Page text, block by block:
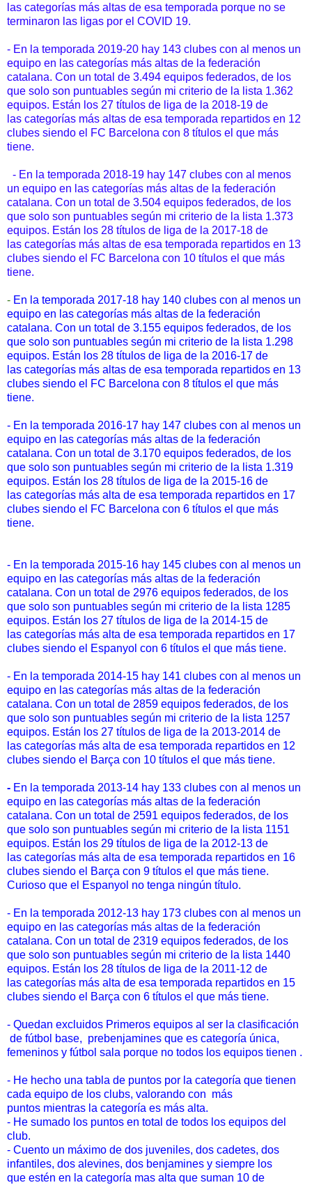
las categorías más altas de esa temporada porque no se
terminaron las ligas por el COVID 19.
- En la temporada 2019-20 hay 143 clubes con al menos un
equipo en las categorías más altas de la federación
catalana. Con un total de 3.494 equipos federados, de los
que solo son puntuables según mi criterio de la lista 1.362
equipos. Están los 27 títulos de liga de la 2018-19 de
las categorías más altas de esa temporada repartidos en 12
clubes siendo el FC Barcelona con 8 títulos el que más
tiene.
- En la temporada 2018-19 hay 147 clubes con al menos
un equipo en las categorías más altas de la federación
catalana. Con un total de 3.504 equipos federados, de los
que solo son puntuables según mi criterio de la lista 1.373
equipos. Están los 28 títulos de liga de la 2017-18 de
las categorías más altas de esa temporada repartidos en 13
clubes siendo el FC Barcelona con 10 títulos el que más
tiene.
- En la temporada 2017-18 hay 140 clubes con al menos un
equipo en las categorías más altas de la federación
catalana. Con un total de 3.155 equipos federados, de los
que solo son puntuables según mi criterio de la lista 1.298
equipos. Están los 28 títulos de liga de la 2016-17 de
las categorías más altas de esa temporada repartidos en 13
clubes siendo el FC Barcelona con 8 títulos el que más
tiene.
- En la temporada 2016-17 hay 147 clubes con al menos un
equipo en las categorías más altas de la federación
catalana. Con un total de 3.170 equipos federados, de los
que solo son puntuables según mi criterio de la lista 1.319
equipos. Están los 28 títulos de liga de la 2015-16 de
las categorías más alta de esa temporada repartidos en 17
clubes siendo el FC Barcelona con 6 títulos el que más
tiene.
- En la temporada 2015-16 hay 145 clubes con al menos un
equipo en las categorías más altas de la federación
catalana. Con un total de 2976 equipos federados, de los
que solo son puntuables según mi criterio de la lista 1285
equipos. Están los 27 títulos de liga de la 2014-15 de
las categorías más alta de esa temporada repartidos en 17
clubes siendo el Espanyol con 6 títulos el que más tiene.
- En la temporada 2014-15 hay 141 clubes con al menos un
equipo en las categorías más altas de la federación
catalana. Con un total de 2859 equipos federados, de los
que solo son puntuables según mi criterio de la lista 1257
equipos. Están los 27 títulos de liga de la 2013-2014 de
las categorías más alta de esa temporada repartidos en 12
clubes siendo el Barça con 10 títulos el que más tiene.
- En la temporada 2013-14 hay 133 clubes con al menos un
equipo en las categorías más altas de la federación
catalana. Con un total de 2591 equipos federados, de los
que solo son puntuables según mi criterio de la lista 1151
equipos. Están los 29 títulos de liga de la 2012-13 de
las categorías más alta de esa temporada repartidos en 16
clubes siendo el Barça con 9 títulos el que más tiene.
Curioso que el Espanyol no tenga ningún título.
- En la temporada 2012-13 hay 173 clubes con al menos un
equipo en las categorías más altas de la federación
catalana. Con un total de 2319 equipos federados, de los
que solo son puntuables según mi criterio de la lista 1440
equipos. Están los 28 títulos de liga de la 2011-12 de
las categorías más alta de esa temporada repartidos en 15
clubes siendo el Barça con 6 títulos el que más tiene.
- Quedan excluidos Primeros equipos al ser la clasificación
de fútbol base, prebenjamines que es categoría única,
femeninos y fútbol sala porque no todos los equipos tienen .
- He hecho una tabla de puntos por la categoría que tienen
cada equipo de los clubs, valorando con más
puntos mientras la categoría es más alta.
- He sumado los puntos en total de todos los equipos del
club.
- Cuento un máximo de dos juveniles, dos cadetes, dos
infantiles, dos alevines, dos benjamines y siempre los
que estén en la categoría mas alta que suman 10 de